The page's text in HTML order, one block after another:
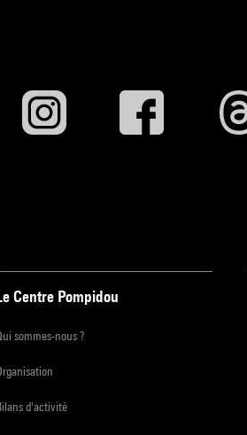
Centre Pompidou
sommes-nous ?
d'activité